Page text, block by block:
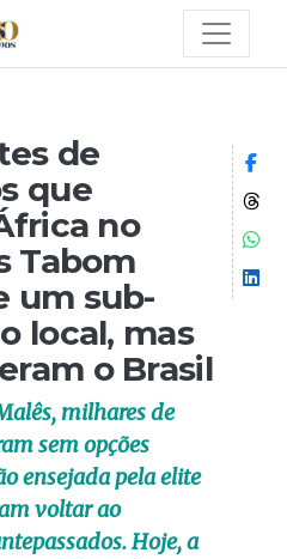
de
que
no
Tabom
um sub-
local, mas
o Brasil
milhares de
sem opções
ensejada pela elite
voltar ao
Hoje, a